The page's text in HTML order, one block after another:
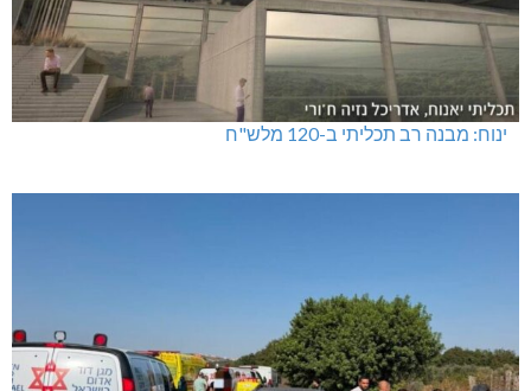
ינוח: מבנה רב תכליתי ב-120 מלש"ח